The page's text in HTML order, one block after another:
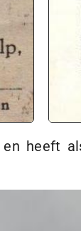
heeft